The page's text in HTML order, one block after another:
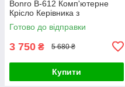
Bonro B-612 Комп'ютерне
Крісло Керівника з
Механізмом TILT Поворотне
на Коліщатках Біле
Готово до відправки
3 750 ₴ 5 680 ₴
Купити